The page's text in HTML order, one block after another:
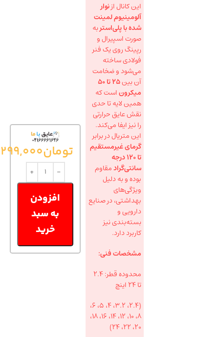
تومان299,000
افزودن
به سبد
خرید
این کانال ازنوار
آلومینیوم لمینت
شده با پلی‌استربه
صورت اسپیرال و
رپینگ روی یک فنر
فولادی ساخته
می‌شود و ضخامت
آن بین
۲۵ تا ۵۰
میکروناست که
همین لایه تا حدی
نقش عایق حرارتی
را نیز ایفا می‌کند.
این متریال در برابر
گرمای غیرمستقیم
تا ۱۲۰ درجه
سانتی‌گرادمقاوم
بوده و به دلیل
ویژگی‌های
بهداشتی، در صنایع
دارویی و
بسته‌بندی نیز
کاربرد دارد.
مشخصات فنی:
محدوده قطر: ۲.۴
تا ۲۴ اینچ
(۲.۴، ۳.۲، ۴، ۵، ۶،
۸، ۱۰، ۱۲، ۱۴، ۱۶، ۱۸،
۲۰، ۲۲، ۲۴)